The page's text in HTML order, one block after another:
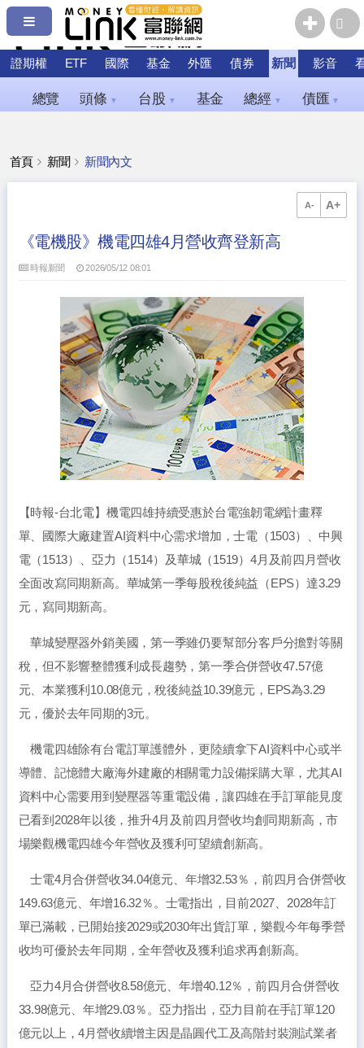
證期權 ETF 國際 基金 外匯 債券 新聞 影音
總覽 頭條 ▼ 台股 ▼ 基金 總經 ▼ 債匯 ▼
首頁 新聞 新聞內文
A- A+
《電機股》機電四雄4月營收齊登新高
時報新聞 2026/05/12 08:01
【時報-台北電】機電四雄持續受惠於台電強韌電網計畫釋
單、國際大廠建置AI資料中心需求增加，士電（1503）、中興
電（1513）、亞力（1514）及華城（1519）4月及前四月營收
全面改寫同期新高。華城第一季每股稅後純益（EPS）達3.29
元，寫同期新高。
華城變壓器外銷美國，第一季雖仍要幫部分客戶分擔對等關
稅，但不影響整體獲利成長趨勢，第一季合併營收47.57億
元、本業獲利10.08億元，稅後純益10.39億元，EPS為3.29
元，優於去年同期的3元。
機電四雄除有台電訂單護體外，更陸續拿下AI資料中心或半
導體、記憶體大廠海外建廠的相關電力設備採購大單，尤其AI
資料中心需要用到變壓器等重電設備，讓四雄在手訂單能見度
已看到2028年以後，推升4月及前四月營收均創同期新高，市
場樂觀機電四雄今年營收及獲利可望續創新高。
士電4月合併營收34.04億元、年增32.53％，前四月合併營收
149.63億元、年增16.32％。士電指出，目前2027、2028年訂
單已滿載，已開始接2029或2030年出貨訂單，樂觀今年每季營
收均可優於去年同期，全年營收及獲利追求再創新高。
亞力4月合併營收8.58億元、年增40.12％，前四月合併營收
33.98億元、年增29.03％。亞力指出，亞力目前在手訂單120
億元以上，4月營收續增主因是晶圓代工及高階封裝測試業者